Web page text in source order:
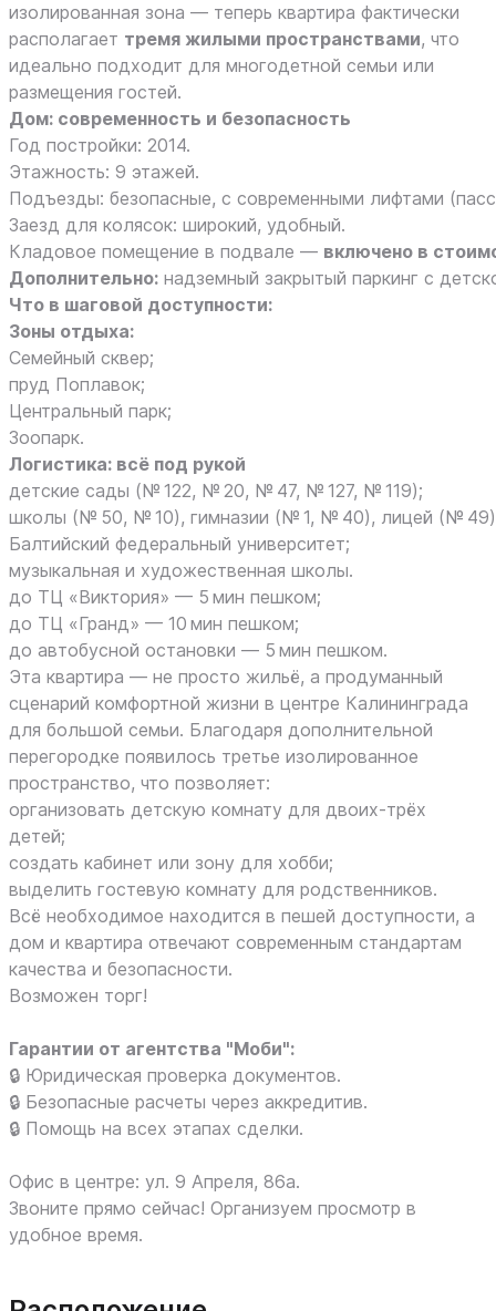
изолированная зона — теперь квартира фактически
располагает тремя жилыми пространствами, что
идеально подходит для многодетной семьи или
размещения гостей.
Дом: современность и безопасность
Год постройки: 2014.
Этажность: 9 этажей.
Подъезды: безопасные, с современными лифтами
Заезд для колясок: широкий, удобный.
Кладовое помещение в подвале — включено в
Дополнительно: надземный закрытый паркинг с
Что в шаговой доступности:
Зоны отдыха:
Семейный сквер;
пруд Поплавок;
Центральный парк;
Зоопарк.
Логистика: всё под рукой
детские сады (№ 122, № 20, № 47, № 127, № 119);
школы (№ 50, № 10), гимназии (№ 1, № 40), лицей (№
Балтийский федеральный университет;
музыкальная и художественная школы.
до ТЦ «Виктория» — 5 мин пешком;
до ТЦ «Гранд» — 10 мин пешком;
до автобусной остановки — 5 мин пешком.
Эта квартира — не просто жильё, а продуманный
сценарий комфортной жизни в центре Калининграда
для большой семьи. Благодаря дополнительной
перегородке появилось третье изолированное
пространство, что позволяет:
организовать детскую комнату для двоих‑трёх
детей;
создать кабинет или зону для хобби;
выделить гостевую комнату для родственников.
Всё необходимое находится в пешей доступности, а
дом и квартира отвечают современным стандартам
качества и безопасности.
Возможен торг!
Гарантии от агентства "Моби":
🔒 Юридическая проверка документов.
🔒 Безопасные расчеты через аккредитив.
🔒 Помощь на всех этапах сделки.
Офис в центре: ул. 9 Апреля, 86а.
Звоните прямо сейчас! Организуем просмотр в
удобное время.